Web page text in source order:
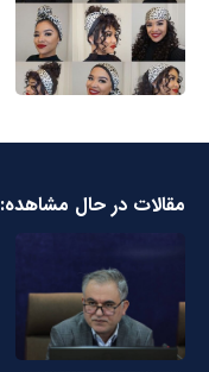
مقالات در حال مشاهده: